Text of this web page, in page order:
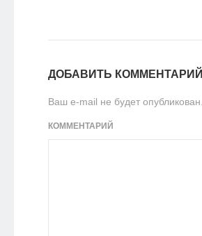
ДОБАВИТЬ КОММЕНТАРИЙ
Ваш e-mail не будет опубликован.
КОММЕНТАРИЙ